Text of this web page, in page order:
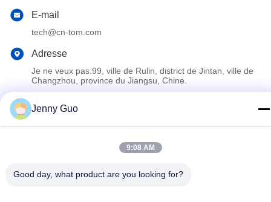
E-mail
tech@cn-tom.com
Adresse
Je ne veux pas.99, ville de Rulin, district de Jintan, ville de
Changzhou, province du Jiangsu, Chine.
Politique en matière de protection de la vie privée
Fournisseur. © de Copyright 2023-2026 Jiangsu TOM Intelligent
Jenny Guo
9:08 AM
Good day, what product are you looking for?